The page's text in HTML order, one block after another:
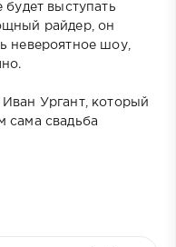
будет выступать
райдер, он
невероятное шоу,
Ургант, который
сама свадьба